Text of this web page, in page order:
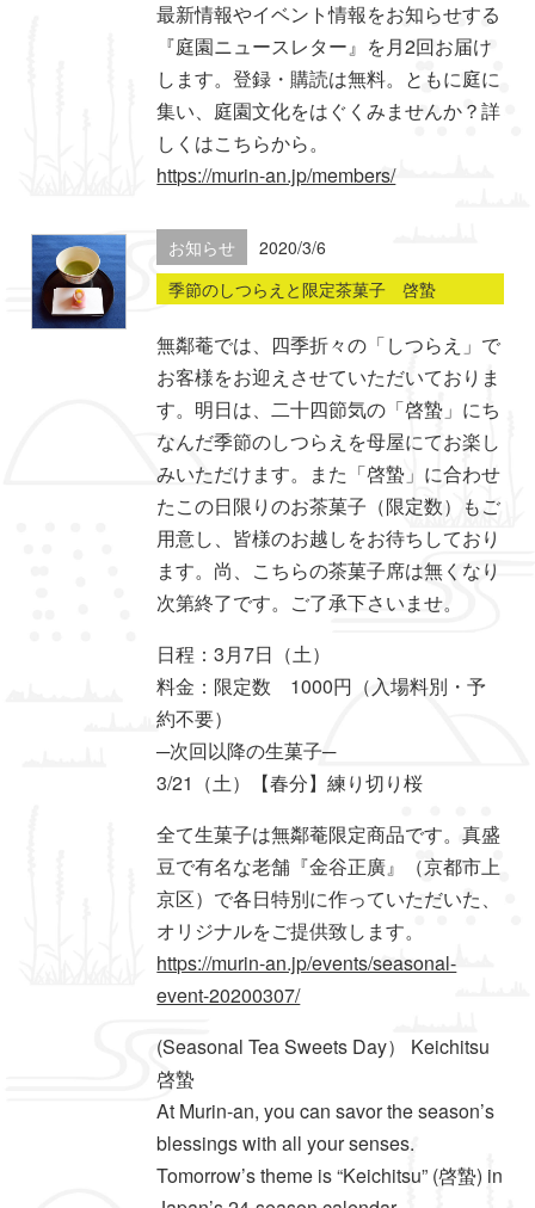
最新情報やイベント情報をお知らせする
『庭園ニュースレター』を月2回お届け
します。登録・購読は無料。ともに庭に
集い、庭園文化をはぐくみませんか？詳
しくはこちらから。
https://murin-an.jp/members/
お知らせ
2020/3/6
季節のしつらえと限定茶菓子 啓蟄
無鄰菴では、四季折々の「しつらえ」で
お客様をお迎えさせていただいておりま
す。明日は、二十四節気の「啓蟄」にち
なんだ季節のしつらえを母屋にてお楽し
みいただけます。また「啓蟄」に合わせ
たこの日限りのお茶菓子（限定数）もご
用意し、皆様のお越しをお待ちしており
ます。尚、こちらの茶菓子席は無くなり
次第終了です。ご了承下さいませ。
日程：3月7日（土）
料金：限定数 1000円（入場料別・予
約不要）
─次回以降の生菓子─
3/21（土）【春分】練り切り桜
全て生菓子は無鄰菴限定商品です。真盛
豆で有名な老舗『金谷正廣』（京都市上
京区）で各日特別に作っていただいた、
オリジナルをご提供致します。
https://murin-an.jp/events/seasonal-
event-20200307/
(Seasonal Tea Sweets Day） Keichitsu
啓蟄
At Murin-an, you can savor the season’s
blessings with all your senses.
Tomorrow’s theme is “Keichitsu” (啓蟄) in